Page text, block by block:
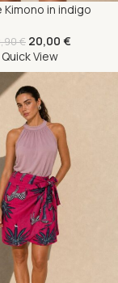
Kimono in indigo
€ 20,00 €
Quick View